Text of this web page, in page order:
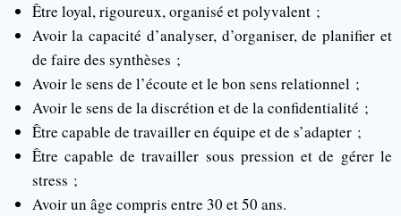
Être loyal, rigoureux, organisé et polyvalent ;
Avoir la capacité d’analyser, d’organiser, de planifier et
de faire des synthèses ;
Avoir le sens de l’écoute et le bon sens relationnel ;
Avoir le sens de la discrétion et de la confidentialité ;
Être capable de travailler en équipe et de s’adapter ;
Être capable de travailler sous pression et de gérer le
stress ;
Avoir un âge compris entre 30 et 50 ans.